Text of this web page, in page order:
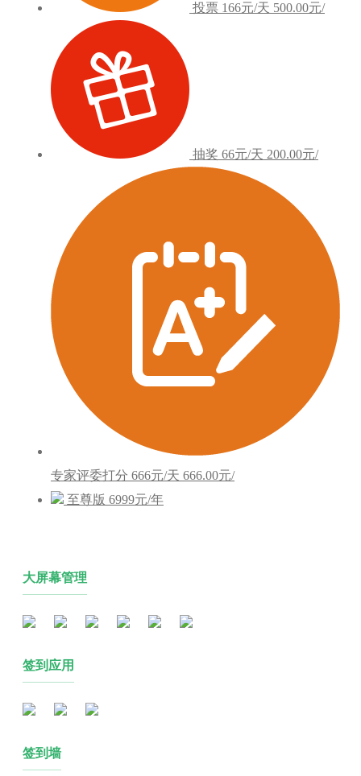
投票 166元/天 500.00元/
抽奖 66元/天 200.00元/
专家评委打分 666元/天 666.00元/
至尊版 6999元/年
大屏幕管理
签到应用
签到墙